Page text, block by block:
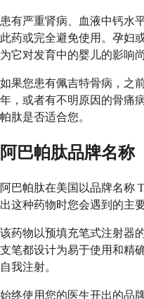
患有严重肾病、血液中钙水
此药或完全避免使用。孕妇
为它对发育中的婴儿的影响
如果您患有佩吉特骨病，之
年，或者有不明原因的骨痛
帕肽是否适合您。
阿巴帕肽品牌名称
阿巴帕肽在美国以品牌名称
出这种药物时您会遇到的主
该药物以预填充笔式注射器
支笔都设计为易于使用和精
自我注射。
始终使用您的医生开出的品